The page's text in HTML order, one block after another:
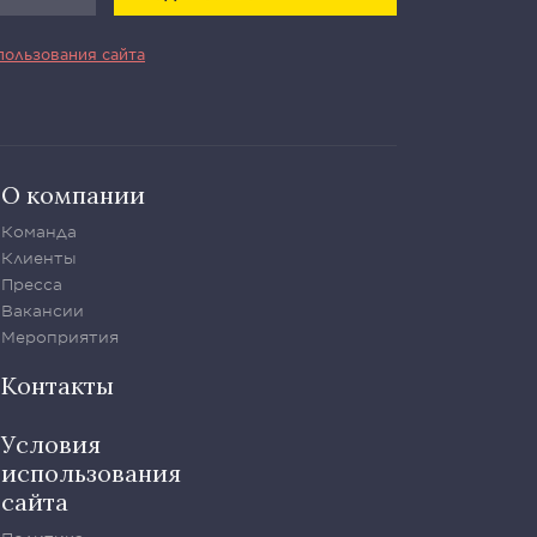
сайта
О компании
Команда
Клиенты
Пресса
Вакансии
Мероприятия
Контакты
Условия
использования
сайта